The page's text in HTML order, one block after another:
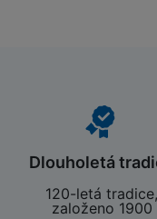
Dlouholetá
120-letá tradice,
založeno 1900